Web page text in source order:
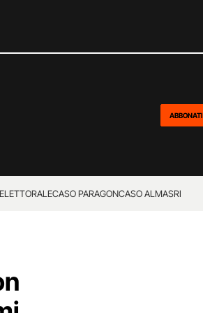
ABBONATI
CASO PARAGONCASO ALMASRI